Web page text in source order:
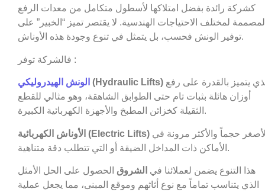
كشركة رائدة بفضل امتلاكها لأسطول متكامل من معدات الرفع
لمختلف الاحتياجات الهندسية. لا يقتصر تميز “الخبير” على
توفير الونش فحسب، بل يتمثل في تنوع وجودة هذه الأوناش.
فالشركة توفر :
الونش الهيدروليكي (Hydraulic Lifts)
أوزان هائلة بثبات تام حتى الطوابق الشاهقة، وهو مثالي للقطع
الثقيلة كخزائن المطبخ والأجهزة الكهربائية الكبيرة.
الأوناش الكهربائية (Electric Lifts)
الأماكن ذات المداخل الضيقة أو التي تتطلب دقة متناهية.
هذا التنوع يضمن لعملائنا في الشروق الحصول على الحل الأمثل
الذي يتناسب تماماً مع نوع أثاثهم وموقع المبنى، مما يجعل عملية